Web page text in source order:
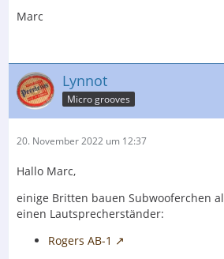
Marc
Lynnot
Micro grooves
20. November 2022 um 12:37
Hallo Marc,
einige Britten bauen Subwooferchen
einen Lautsprecherständer:
Rogers AB-1